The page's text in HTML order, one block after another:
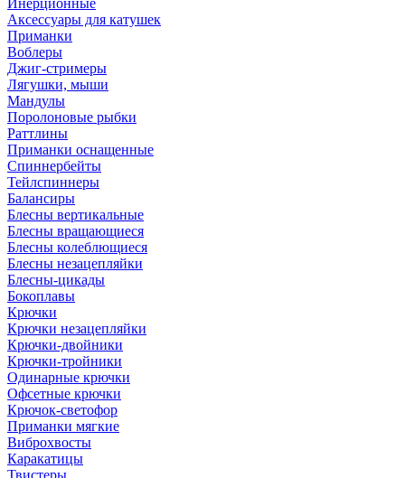
Инерционные
Аксессуары для катушек
Приманки
Воблеры
Джиг-стримеры
Лягушки, мыши
Мандулы
Поролоновые рыбки
Раттлины
Приманки оснащенные
Спиннербейты
Тейлспиннеры
Балансиры
Блесны вертикальные
Блесны вращающиеся
Блесны колеблющиеся
Блесны незацепляйки
Блесны-цикады
Бокоплавы
Крючки
Крючки незацепляйки
Крючки-двойники
Крючки-тройники
Одинарные крючки
Офсетные крючки
Крючок-светофор
Приманки мягкие
Виброхвосты
Каракатицы
Твистеры